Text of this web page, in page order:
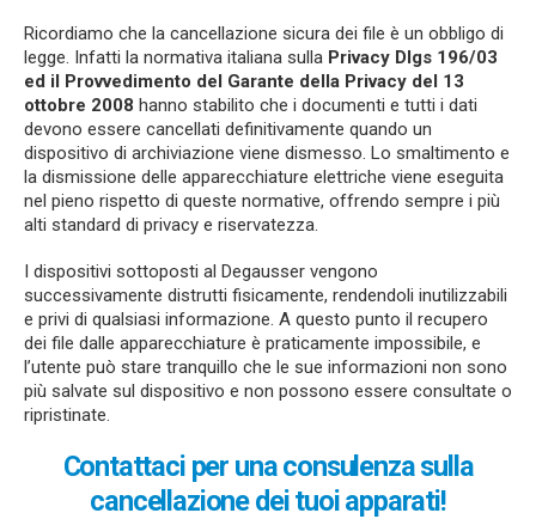
Ricordiamo che la cancellazione sicura dei file è un obbligo di
legge. Infatti la normativa italiana sulla Privacy Dlgs 196/03
ed il Provvedimento del Garante della Privacy del 13
ottobre 2008 hanno stabilito che i documenti e tutti i dati
devono essere cancellati definitivamente quando un
dispositivo di archiviazione viene dismesso. Lo smaltimento e
la dismissione delle apparecchiature elettriche viene eseguita
nel pieno rispetto di queste normative, offrendo sempre i più
alti standard di privacy e riservatezza.
I dispositivi sottoposti al Degausser vengono
successivamente distrutti fisicamente, rendendoli inutilizzabili
e privi di qualsiasi informazione. A questo punto il recupero
dei file dalle apparecchiature è praticamente impossibile, e
l’utente può stare tranquillo che le sue informazioni non sono
più salvate sul dispositivo e non possono essere consultate o
ripristinate.
Contattaci per una consulenza sulla
cancellazione dei tuoi apparati!